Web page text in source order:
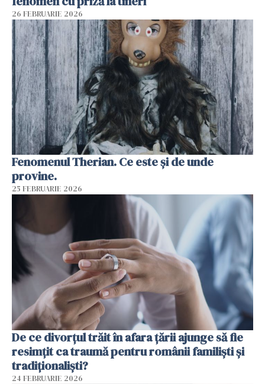
26 FEBRUARIE 2026
Fenomenul Therian. Ce este și de unde
provine.
25 FEBRUARIE 2026
De ce divorțul trăit în afara țării ajunge să fie
resimțit ca traumă pentru românii familiști și
tradiționaliști?
24 FEBRUARIE 2026